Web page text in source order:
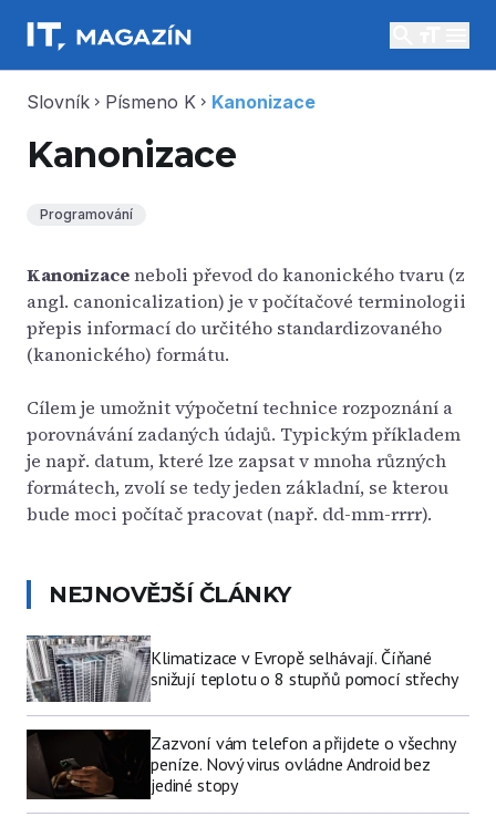
Slovník chevron_right Písmeno K chevron_right Kanonizace
Kanonizace
Programování
Kanonizaceneboli převod do kanonického tvaru (z
angl. canonicalization) je v počítačové terminologii
přepis informací do určitého standardizovaného
(kanonického) formátu.
Cílem je umožnit výpočetní technice rozpoznání a
porovnávání zadaných údajů. Typickým příkladem
je např. datum, které lze zapsat v mnoha různých
formátech, zvolí se tedy jeden základní, se kterou
bude moci počítač pracovat (např. dd-mm-rrrr).
NEJNOVĚJŠÍ ČLÁNKY
Klimatizace v Evropě selhávají. Číňané
snižují teplotu o 8 stupňů pomocí střechy
Zazvoní vám telefon a přijdete o všechny
peníze. Nový virus ovládne Android bez
jediné stopy